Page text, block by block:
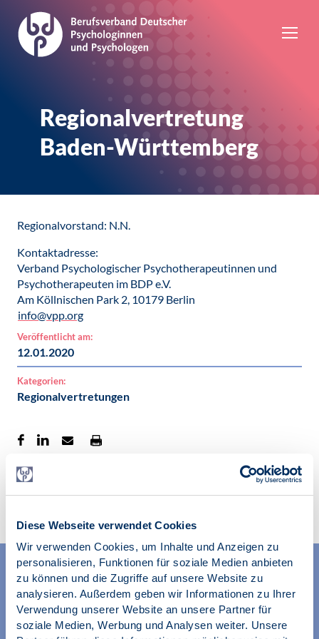
Diese Webseite verwendet Cookies
Wir verwenden Cookies, um Inhalte und Anzeigen zu
personalisieren, Funktionen für soziale Medien anbieten
zu können und die Zugriffe auf unsere Website zu
analysieren. Außerdem geben wir Informationen zu Ihrer
Verwendung unserer Website an unsere Partner für
soziale Medien, Werbung und Analysen weiter. Unsere
Regionalvertretung
Baden-Württemberg
Regionalvorstand: N.N.
Kontaktadresse:
Verband Psychologischer Psychotherapeutinnen und
Psychotherapeuten im BDP e.V.
Am Köllnischen Park 2, 10179 Berlin
info@vpp.org
Veröffentlicht am:
12.01.2020
Kategorien:
Regionalvertretungen
Zur Übersicht